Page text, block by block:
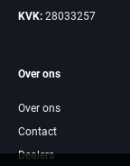
KVK: 28033257
Over ons
Over ons
Contact
Dealers